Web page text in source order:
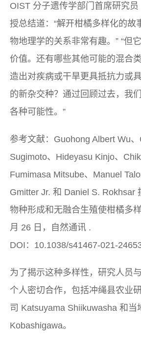
OIST 分子遗传学部门首席研究
授总结道：“解开柑橘多样化的故
物地理学的关系非常有趣。” “但
价值。还有哪些其他可能的混合
造出对疾病或干旱更具抵抗力或
的新杂交种？通过回顾过去，我
各种可能性。”
参考文献：Guohong Albert Wu
Sugimoto、Hideyasu Kinjo、
Fumimasa Mitsube、Manuel
Gmitter Jr. 和 Daniel S. Rokhsar
物种形成和无融合生殖使柑橘多
月 26 日，
自然通讯 .
DOI：10.1038/s41467-021-
为了揭示这种多样性，研究人员
个人密切合作，包括冲绳县农业
司 Katsuyama Shiikuwasha 和当
Kobashigawa。